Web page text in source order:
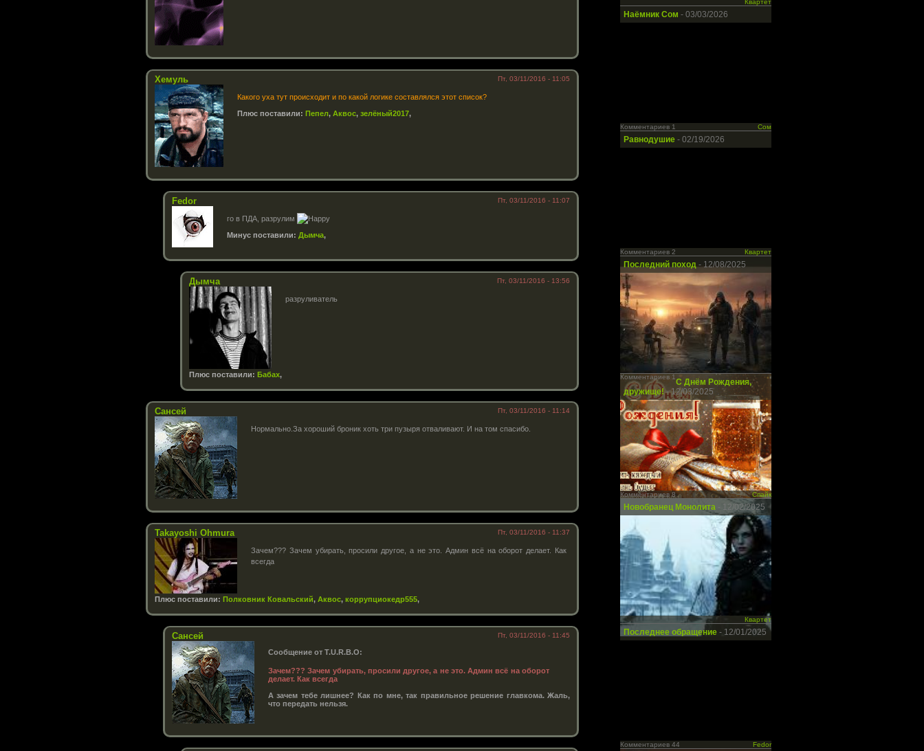
Хемуль Пт, 03/11/2016 - 11:05
Какого уха тут происходит и по какой логике составлялся этот список?
Плюс поставили: Пепел, Аквос, зелёный2017,
Fedor Пт, 03/11/2016 - 11:07
го в ПДА, разрулим
Минус поставили: Дымча,
Дымча Пт, 03/11/2016 - 13:56
разруливатель
Плюс поставили: Бабах,
Сансей Пт, 03/11/2016 - 11:14
Нормально.За хороший броник хоть три пузыря отваливают. И на том спасибо.
Takayoshi Ohmura Пт, 03/11/2016 - 11:37
Зачем??? Зачем убирать, просили другое, а не это. Админ всё на оборот делает. Как
всегда
Плюс поставили: Полковник Ковальский, Аквос, коррупциокедр555,
Сансей Пт, 03/11/2016 - 11:45
Сообщение от T.U.R.B.O:
Зачем??? Зачем убирать, просили другое, а не это. Админ всё на оборот
делает. Как всегда
А зачем тебе лишнее? Как по мне, так правильное решение главкома. Жаль,
что передать нельзя.
Квартет
Наёмник Сом - 03/03/2026
Комментариев 1 Сом
Равнодушие - 02/19/2026
Комментариев 2 Квартет
Последний поход- 12/08/2025
Комментариев 1
С Днём Рождения,
дружище!- 12/03/2025
Комментариев 8 Спайк
Новобранец Монолита - 12/02/2025
Квартет
Последнее обращение - 12/01/2025
Комментариев 44 Fedor